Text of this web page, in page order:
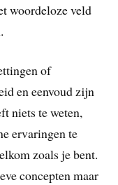
woordeloze veld
of
en eenvoud zijn
niets te weten,
ervaringen te
zoals je bent.
concepten maar